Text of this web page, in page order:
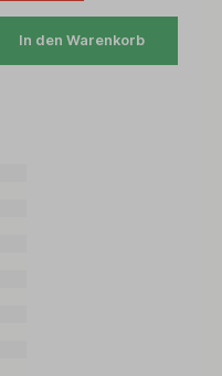
In den Warenkorb